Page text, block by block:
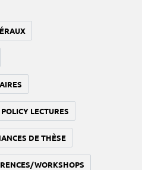
POLICY LECTURES
DE THÈSE
WORKSHOPS